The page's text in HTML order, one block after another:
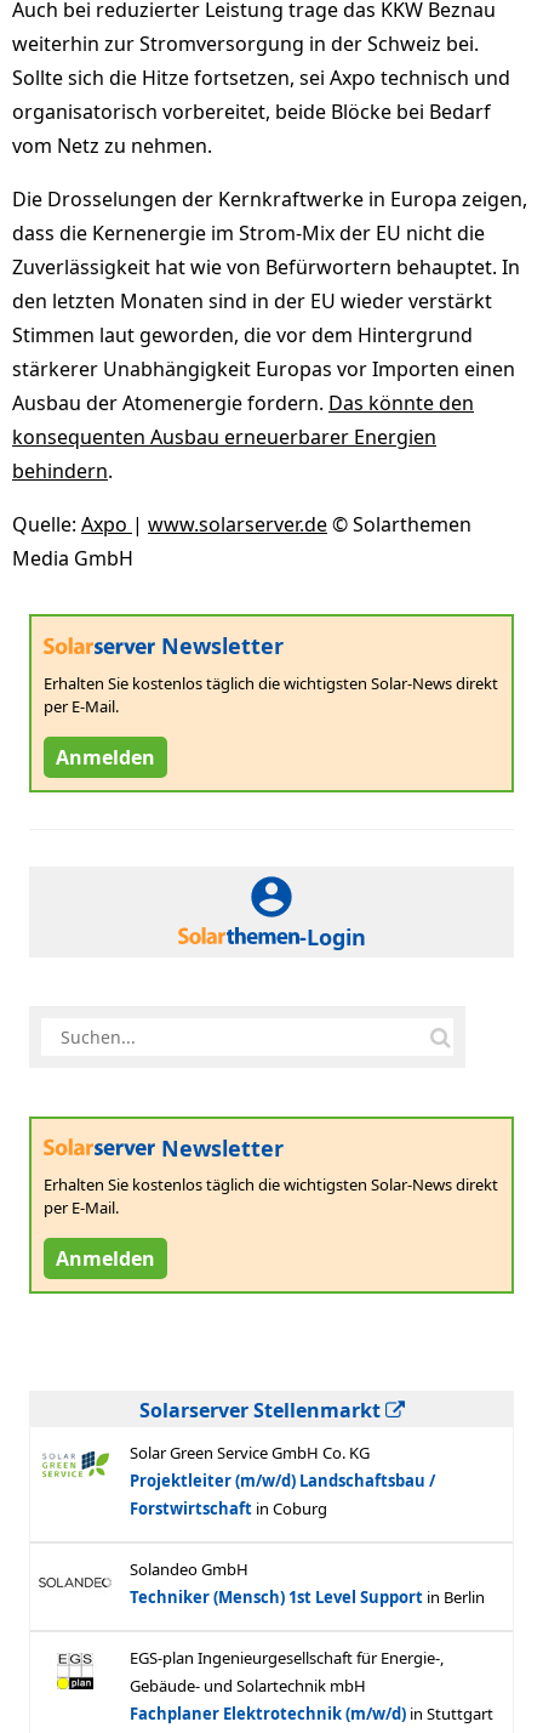
Auch bei reduzierter Leistung trage das KKW Beznau
weiterhin zur Stromversorgung in der Schweiz bei.
Sollte sich die Hitze fortsetzen, sei Axpo technisch und
organisatorisch vorbereitet, beide Blöcke bei Bedarf
vom Netz zu nehmen.
Die Drosselungen der Kernkraftwerke in Europa zeigen,
dass die Kernenergie im Strom-Mix der EU nicht die
Zuverlässigkeit hat wie von Befürwortern behauptet. In
den letzten Monaten sind in der EU wieder verstärkt
Stimmen laut geworden, die vor dem Hintergrund
stärkerer Unabhängigkeit Europas vor Importen einen
Ausbau der Atomenergie fordern. Das könnte den
konsequenten Ausbau erneuerbarer Energien
behindern.
Quelle: Axpo | www.solarserver.de© Solarthemen
Media GmbH
Newsletter
Erhalten Sie kostenlos täglich die wichtigsten Solar-News direkt
per E-Mail.
Anmelden
-Login
Newsletter
Erhalten Sie kostenlos täglich die wichtigsten Solar-News direkt
per E-Mail.
Anmelden
Solarserver Stellenmarkt